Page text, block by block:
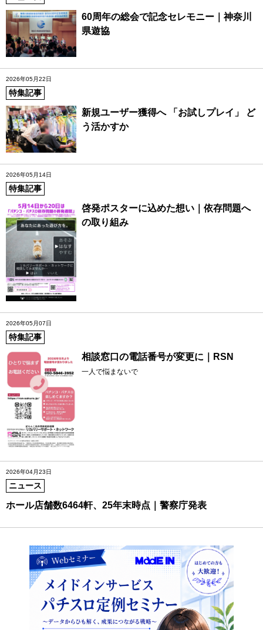
60周年の総会で記念セレモニー｜神奈川
県遊協
2026年05月22日
特集記事
新規ユーザー獲得へ 「お試しプレイ」 ど
う活かすか
2026年05月14日
特集記事
啓発ポスターに込めた想い｜依存問題へ
の取り組み
2026年05月07日
特集記事
相談窓口の電話番号が変更に｜RSN
一人で悩まないで
2026年04月23日
ニュース
ホール店舗数6464軒、25年末時点｜警察庁発表